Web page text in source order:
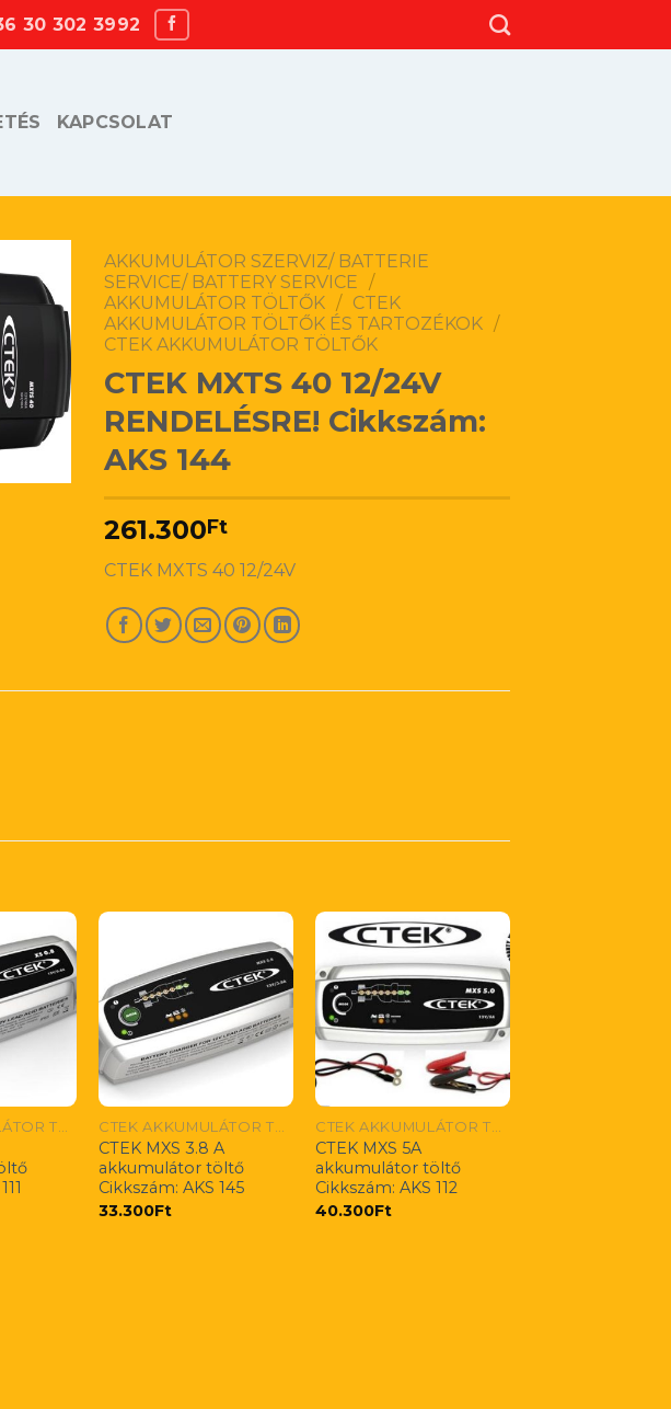
30 302 3992
KAPCSOLAT
AKKUMULÁTOR SZERVIZ/ BATTERIE
SERVICE/ BATTERY SERVICE /
AKKUMULÁTOR TÖLTŐK / CTEK
AKKUMULÁTOR TÖLTŐK ÉS TARTOZÉKOK /
CTEK AKKUMULÁTOR TÖLTŐK
CTEK MXTS 40 12/24V
RENDELÉSRE! Cikkszám:
AKS 144
261.300Ft
CTEK MXTS 40 12/24V
CTEK AKKUMULÁTOR TÖLTŐK CTEK AKKUMULÁTOR TÖLTŐK
CTEK MXS 3.8 A
akkumulátor töltő
Cikkszám: AKS 145
33.300Ft
CTEK AKKUMULÁTOR TÖLTŐK
CTEK MXS 5A
akkumulátor töltő
Cikkszám: AKS 112
40.300Ft